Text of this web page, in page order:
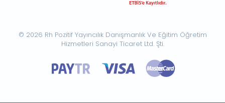
© 2026 Rh Pozitif Yayıncılık Danışmanlık Ve Eğitim Öğretim
Hizmetleri Sanayi Ticaret Ltd. Şti.